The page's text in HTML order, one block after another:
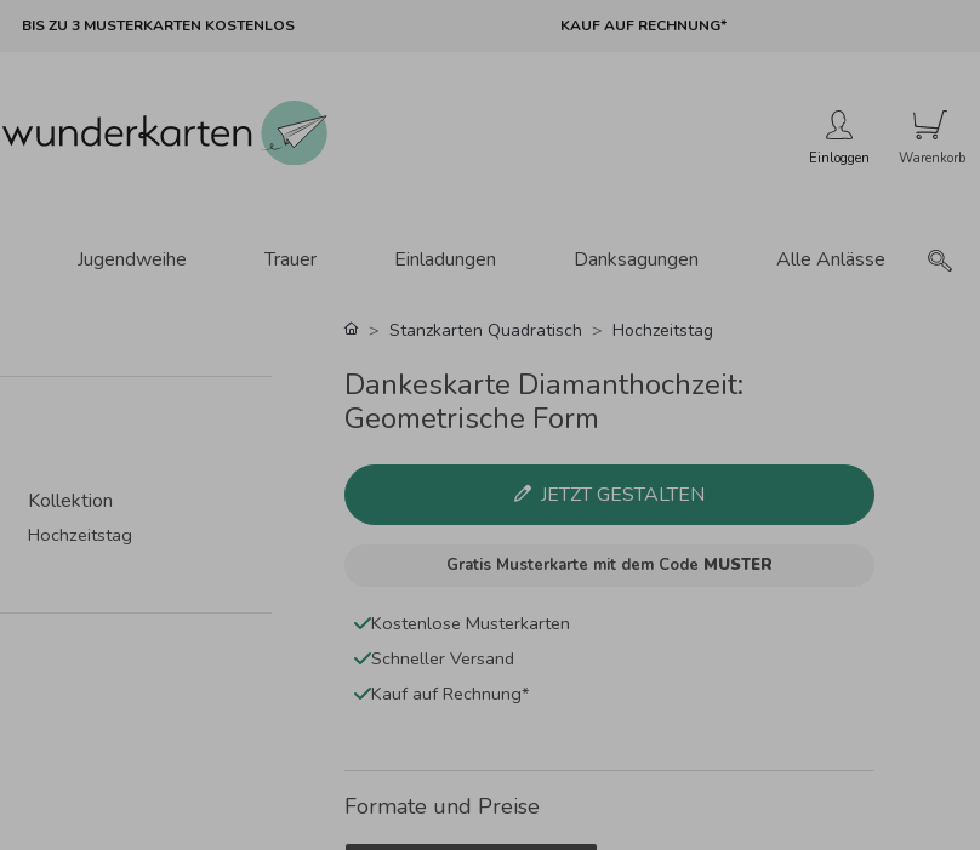
BIS ZU 3 MUSTERKARTEN KOSTENLOS KAUF AUF RECHNUNG*
Einloggen
Jugendweihe Trauer Einladungen Danksagungen Alle Anlässe
Kollektion
Hochzeitstag
Stanzkarten Quadratisch Hochzeitstag
Dankeskarte Diamanthochzeit:
Geometrische Form
JETZT GESTALTEN
Gratis Musterkarte mit dem Code MUSTER
Kostenlose Musterkarten
Schneller Versand
Kauf auf Rechnung*
Formate und Preise